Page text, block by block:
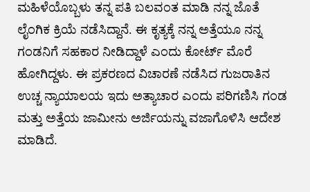
ಮಹಿಳೆಯೊಬ್ಬಳು ತನ್ನ ಪತಿ ಬಲವಂತ ಮಾಡಿ ನನ್ನ ಜೊತೆ
ಲೈಂಗಿಕ ಕ್ರಿಯೆ ನಡೆಸಿದ್ದಾನೆ. ಈ ಕೃತ್ಯಕ್ಕೆ ನನ್ನ ಅತ್ತೆಯೂ ನನ್ನ
ಗಂಡನಿಗೆ ಸಹಕಾರ ನೀಡಿದ್ದಾಳೆ ಎಂದು ಕೋರ್ಟ್‌ ಮೊರೆ
ಹೋಗಿದ್ದಳು. ಈ ಪ್ರಕರಣದ ವಿಚಾರಣೆ ನಡೆಸಿದ ಗುಜರಾತಿನ
ಉಚ್ಚ ನ್ಯಾಯಾಲಯ ​​​​​ಇದು ಅತ್ಯಾಚಾರ ಎಂದು ಪರಿಗಣಿಸಿ ಗಂಡ
ಮತ್ತು ಅತ್ತೆಯ ಜಾಮೀನು ಅರ್ಜಿಯನ್ನು ವಜಾಗೊಳಿಸಿ ಆದೇಶ
ಮಾಡಿದೆ.